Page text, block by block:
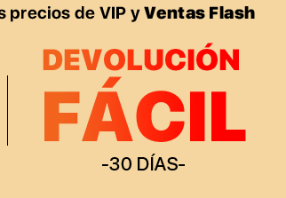
Y NOTICIAS DE SHEIN